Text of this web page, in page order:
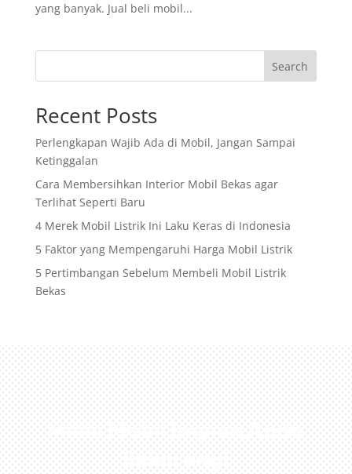
yang banyak. Jual beli mobil...
Search
Recent Posts
Perlengkapan Wajib Ada di Mobil, Jangan Sampai
Ketinggalan
Cara Membersihkan Interior Mobil Bekas agar
Terlihat Seperti Baru
4 Merek Mobil Listrik Ini Laku Keras di Indonesia
5 Faktor yang Mempengaruhi Harga Mobil Listrik
5 Pertimbangan Sebelum Membeli Mobil Listrik
Bekas
Miliki Mobil Impian Anda
Sekarang!